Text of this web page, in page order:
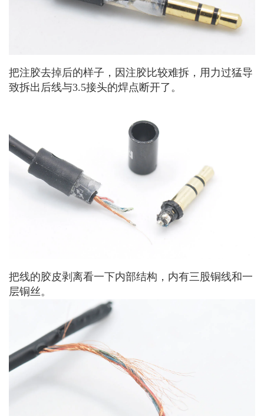
把注胶去掉后的样子，因注胶比较难拆，用力过猛导
致拆出后线与3.5接头的焊点断开了。
把线的胶皮剥离看一下内部结构，内有三股铜线和一
层铜丝。